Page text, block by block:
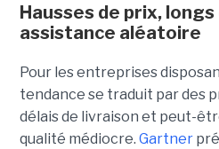
Hausses de prix,
assistance aléatoire
Pour les entreprises
tendance se traduit par des
délais de livraison et peut-
qualité médiocre. Gartner